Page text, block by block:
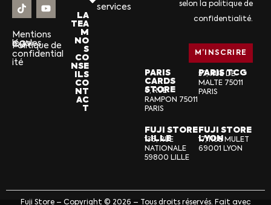
Mentions
légales
CGV
Politique de
confidential
ité
services
LA
TEA
M
NO
S
CO
NSE
ILS
CO
NT
AC
T
selon la politique de
confidentialité.
PARIS
CARDS
STORE
6, RUE
RAMPON 75011
PARIS
PARIS TCG
57, RUE DE
MALTE 75011
PARIS
FUJI STORE
LILLE
136, RUE
NATIONALE
59800 LILLE
FUJI STORE
LYON
17, RUE MULET
69001 LYON
Fuji Store – Copyright © 2026 – Tous droits réservés. Fait avec